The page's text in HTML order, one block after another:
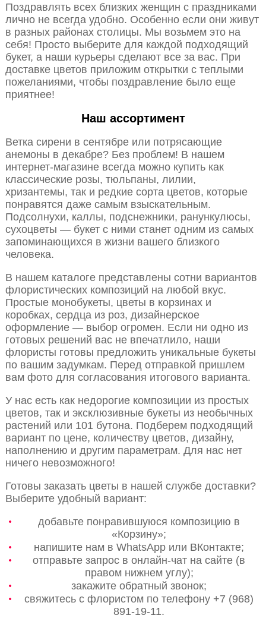
Поздравлять всех близких женщин с праздниками
лично не всегда удобно. Особенно если они живут
в разных районах столицы. Мы возьмем это на
себя! Просто выберите для каждой подходящий
букет, а наши курьеры сделают все за вас. При
доставке цветов приложим открытки с теплыми
пожеланиями, чтобы поздравление было еще
приятнее!
Наш ассортимент
Ветка сирени в сентябре или потрясающие
анемоны в декабре? Без проблем! В нашем
интернет-магазине всегда можно купить как
классические розы, тюльпаны, лилии,
хризантемы, так и редкие сорта цветов, которые
понравятся даже самым взыскательным.
Подсолнухи, каллы, подснежники, ранункулюсы,
сухоцветы — букет с ними станет одним из самых
запоминающихся в жизни вашего близкого
человека.
В нашем каталоге представлены сотни вариантов
флористических композиций на любой вкус.
Простые монобукеты, цветы в корзинах и
коробках, сердца из роз, дизайнерское
оформление — выбор огромен. Если ни одно из
готовых решений вас не впечатлило, наши
флористы готовы предложить уникальные букеты
по вашим задумкам. Перед отправкой пришлем
вам фото для согласования итогового варианта.
У нас есть как недорогие композиции из простых
цветов, так и эксклюзивные букеты из необычных
растений или 101 бутона. Подберем подходящий
вариант по цене, количеству цветов, дизайну,
наполнению и другим параметрам. Для нас нет
ничего невозможного!
Готовы заказать цветы в нашей службе доставки?
Выберите удобный вариант:
добавьте понравившуюся композицию в
«Корзину»;
напишите нам в WhatsApp или ВКонтакте;
отправьте запрос в онлайн-чат на сайте (в
правом нижнем углу);
закажите обратный звонок;
свяжитесь с флористом по телефону +7 (968)
891-19-11.